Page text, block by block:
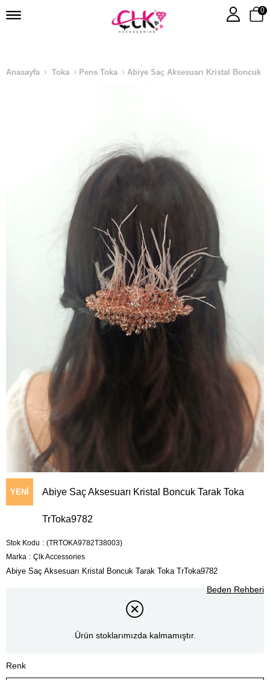
0
Anasayfa Toka Pens Toka
YENI Abiye Saç Aksesuarı Kristal Boncuk Tarak Toka
TrToka9782
Stok Kodu
(TRTOKA9782T38003)
Marka : Çlk Accessories
Abiye Saç Aksesuarı Kristal Boncuk Tarak Toka TrToka9782
Beden Rehberi
Ürün stoklarımızda kalmamıştır.
Renk